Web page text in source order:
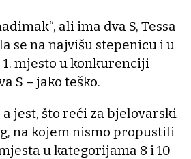
ali ima dva S, Tessa
se na najvišu stepenicu i u
mjesto u konkurenciji
S – jako teško.
a jest, što reći za bjelovarski
na kojem nismo propustili
u kategorijama 8 i 10